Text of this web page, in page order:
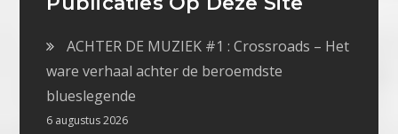
ACHTER DE MUZIEK #1 : Crossroads – Het
ware verhaal achter de beroemdste
blueslegende
6 augustus 2026